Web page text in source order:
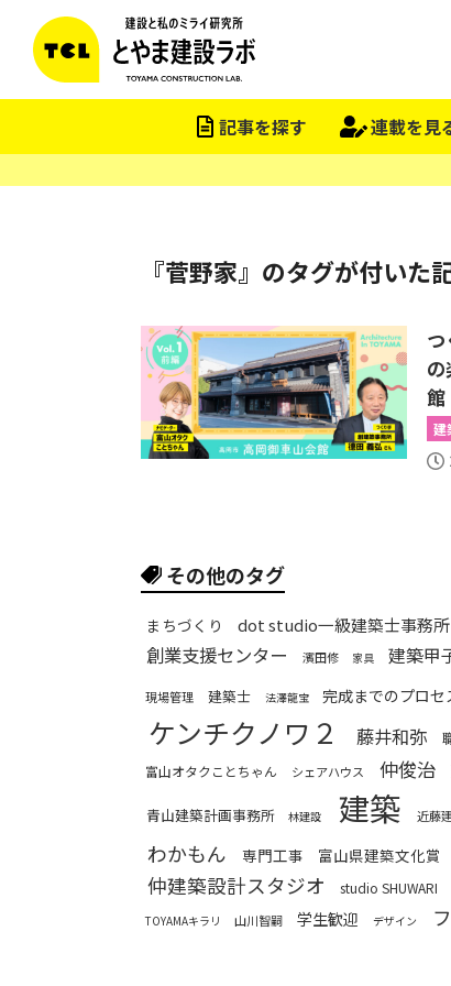
記事を探す 連載を見
『菅野家』のタグが付いた
館
建
その他のタグ
まちづくり dot studio一級建築士事務所
創業支援センター 濱田修 家具 建築甲
現場管理 建築士 法澤龍宝 完成までのプロセ
ケンチクノワ２ 藤井和弥
富山オタクことちゃん
シェアハウス 仲俊治
青山建築計画事務所 林建設 建築 近藤
わかもん 専門工事 富山県建築文化賞
仲建築設計スタジオ studio SHUWARI
TOYAMAキラリ 山川智嗣 学生歓迎 デザイン